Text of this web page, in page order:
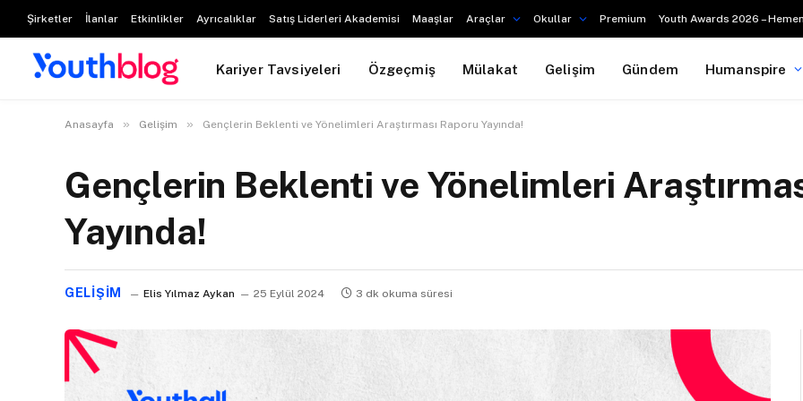
Şirketler İlanlar Etkinlikler Ayrıcalıklar Satış Liderleri Akademisi Maaşlar Araçlar Okullar Premium Youth Awards 2026 –
Kariyer Tavsiyeleri Özgeçmiş Mülakat Gelişim Gündem Humanspire
Anasayfa » Gelişim » Gençlerin Beklenti ve Yönelimleri Araştırması Raporu Yayında!
Gençlerin Beklenti ve Yönelimleri
Yayında!
GELIŞIM Elis Yılmaz Aykan 25 Eylül 2024 3 dk okuma süresi